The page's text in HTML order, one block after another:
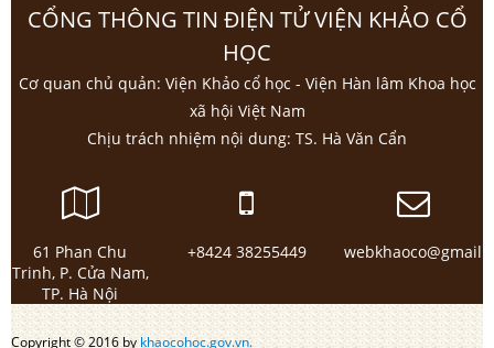
CỔNG THÔNG TIN ĐIỆN TỬ VIỆN KHẢO CỔ
HỌC
Cơ quan chủ quản: Viện Khảo cổ học - Viện Hàn lâm Khoa học
xã hội Việt Nam
Chịu trách nhiệm nội dung: TS. Hà Văn Cẩn
61 Phan Chu
Trinh, P. Cửa Nam,
TP. Hà Nội
+8424 38255449
Copyright © 2016 bykhaocohoc.gov.vn.